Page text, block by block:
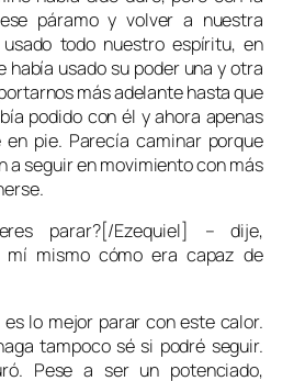
páramo y volver a nuestra
todo nuestro espíritu, en
había usado su poder una y otra
más adelante hasta que
podido con él y ahora apenas
en pie. Parecía caminar porque
a seguir en movimiento con más
parar?[/Ezequiel] – dije,
mí mismo cómo era capaz de
lo mejor parar con este calor.
tampoco sé si podré seguir.
Pese a ser un potenciado,